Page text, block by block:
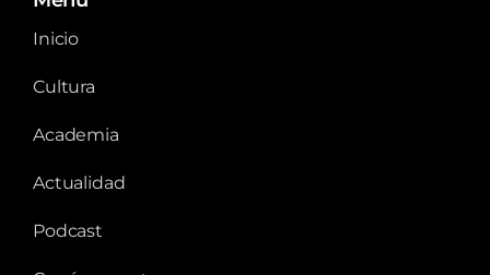
Inicio
Cultura
Academia
Actualidad
Podcast